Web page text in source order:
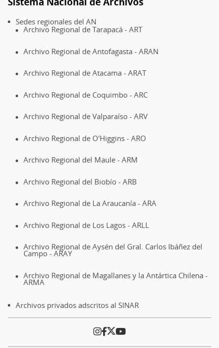
Sedes regionales del AN
Archivo Regional de Tarapacá - ART
Archivo Regional de Antofagasta - ARAN
Archivo Regional de Atacama - ARAT
Archivo Regional de Coquimbo - ARC
Archivo Regional de Valparaíso - ARV
Archivo Regional de O'Higgins - ARO
Archivo Regional del Maule - ARM
Archivo Regional del Biobío - ARB
Archivo Regional de La Araucanía - ARA
Archivo Regional de Los Lagos - ARLL
Archivo Regional de Aysén del Gral. Carlos Ibáñez del
Campo - ARAY
Archivo Regional de Magallanes y la Antártica Chilena -
ARMA
Archivos privados adscritos al SINAR